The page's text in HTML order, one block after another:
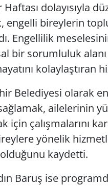
dolayısıyla
engelli bireylerin
Engellilik
bir sorumluluk
kolaylaştıran
Belediyesi olarak
sağlamak, ailelerinin
için çalışmalarını
yönelik
olduğunu kaydetti.
Baruş ise